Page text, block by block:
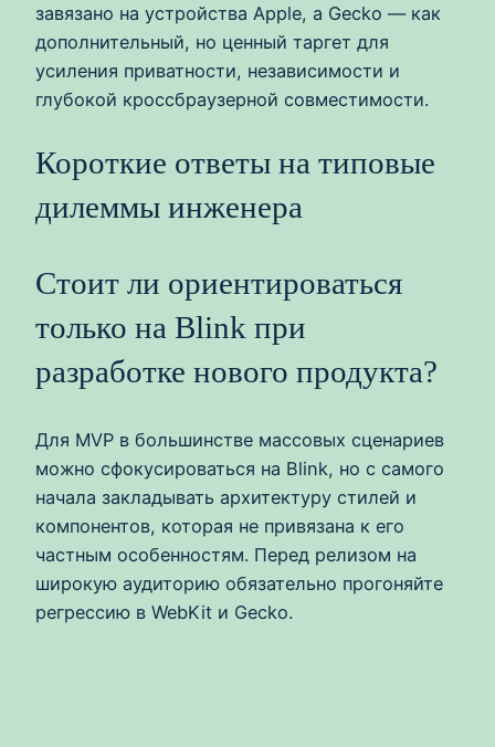
завязано на устройства Apple, а Gecko — как
дополнительный, но ценный таргет для
усиления приватности, независимости и
глубокой кроссбраузерной совместимости.
Короткие ответы на типовые
дилеммы инженера
Стоит ли ориентироваться
только на Blink при
разработке нового продукта?
Для MVP в большинстве массовых сценариев
можно сфокусироваться на Blink, но с самого
начала закладывать архитектуру стилей и
компонентов, которая не привязана к его
частным особенностям. Перед релизом на
широкую аудиторию обязательно прогоняйте
регрессию в WebKit и Gecko.